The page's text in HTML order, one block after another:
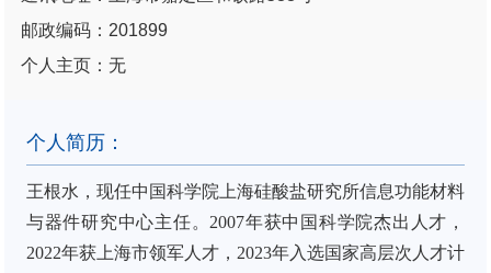
邮政编码：201899
个人主页：无
个人简历：
王根水，现任中国科学院上海硅酸盐研究所信息功能材料
与器件研究中心主任。2007年获中国科学院杰出人才，
2022年获上海市领军人才，2023年入选国家高层次人才计